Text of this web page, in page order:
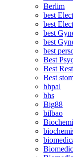
Berlim
best
best
best
best
best
Best
Best
Best
bhpal
bhs
Big88
bilbao